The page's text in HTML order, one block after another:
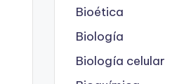
Bioética
Biología
Biología celular